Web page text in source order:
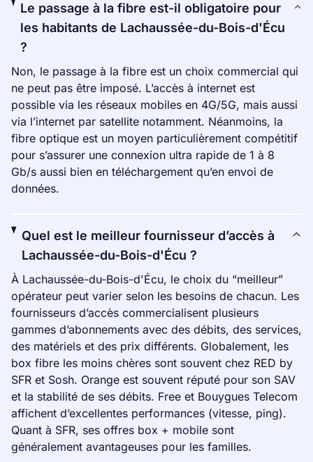
Le passage à la fibre est-il obligatoire pour
les habitants de Lachaussée-du-Bois-d'Écu
?
Non, le passage à la fibre est un choix commercial qui
ne peut pas être imposé. L’accès à internet est
possible via les réseaux mobiles en 4G/5G, mais aussi
via l’internet par satellite notamment. Néanmoins, la
fibre optique est un moyen particulièrement compétitif
pour s’assurer une connexion ultra rapide de 1 à 8
Gb/s aussi bien en téléchargement qu’en envoi de
données.
Quel est le meilleur fournisseur d’accès à
Lachaussée-du-Bois-d'Écu ?
À Lachaussée-du-Bois-d'Écu, le choix du “meilleur”
opérateur peut varier selon les besoins de chacun. Les
fournisseurs d’accès commercialisent plusieurs
gammes d’abonnements avec des débits, des services,
des matériels et des prix différents. Globalement, les
box fibre les moins chères sont souvent chez RED by
SFR et Sosh. Orange est souvent réputé pour son SAV
et la stabilité de ses débits. Free et Bouygues Telecom
affichent d’excellentes performances (vitesse, ping).
Quant à SFR, ses offres box + mobile sont
généralement avantageuses pour les familles.